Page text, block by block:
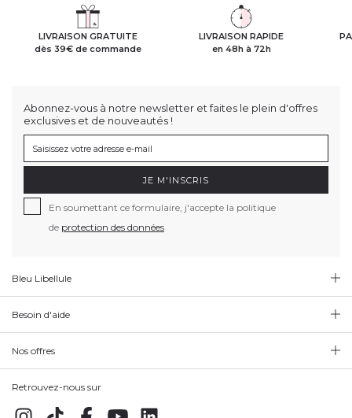
LIVRAISON GRATUITE
dès 39€ de commande
LIVRAISON RAPIDE
en 48h à 72h
Abonnez-vous à notre newsletter et faites le plein d'offres
exclusives et de nouveautés !
JE M'INSCRIS
En soumettant ce formulaire, j'accepte la politique
de protection des données
Bleu Libellule
Besoin d'aide
Nos offres
Retrouvez-nous sur